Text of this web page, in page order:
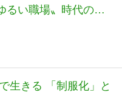
るい職場〟時代の人
生きる 「制服化」と